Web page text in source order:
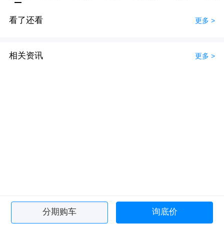
看了还看 更多 >
相关资讯 更多 >
分期购车 询底价